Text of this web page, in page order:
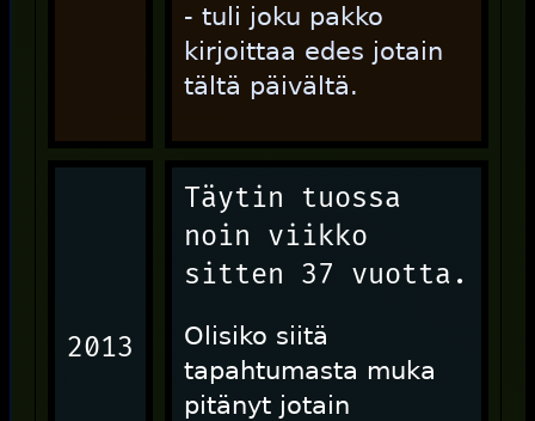
- tuli joku pakko
kirjoittaa edes jotain
tältä päivältä.
2013
Täytin tuossa
noin viikko
sitten 37 vuotta.
Olisiko siitä
tapahtumasta muka
pitänyt jotain